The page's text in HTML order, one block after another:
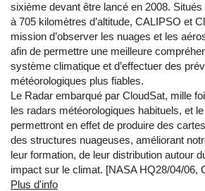
sixième devant être lancé en 2008.
à 705 kilomètres d’altitude, CALIPSO et
mission d’observer les nuages et les
afin de permettre une meilleure
système climatique et d’effectuer des
météorologiques plus fiables.
Le Radar embarqué par CloudSat, mille
les radars météorologiques habituels, et
permettront en effet de produire des
des structures nuageuses, améliorant
leur formation, de leur distribution autour
impact sur le climat. [NASA HQ28/04/06,
Plus d'info